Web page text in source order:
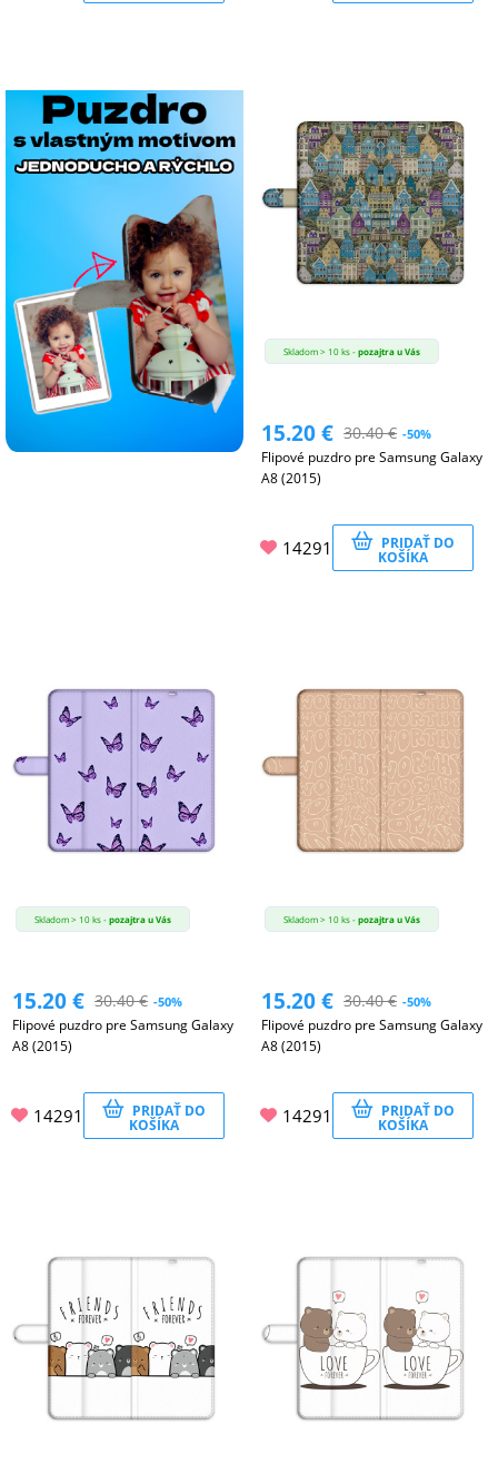
Skladom > 10 ks -pozajtra u Vás
15.20€ 30.40€ -50%
Flipové puzdro pre Samsung Galaxy
A8 (2015)
14291 PRIDAŤ DO
KOŠÍKA
Skladom > 10 ks -pozajtra u Vás
15.20€ 30.40€ -50%
Flipové puzdro pre Samsung Galaxy
A8 (2015)
14291 PRIDAŤ DO
KOŠÍKA
Skladom > 10 ks -pozajtra u Vás
15.20€ 30.40€ -50%
Flipové puzdro pre Samsung Galaxy
A8 (2015)
14291 PRIDAŤ DO
KOŠÍKA